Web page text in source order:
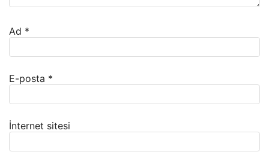
Ad *
E-posta *
İnternet sitesi